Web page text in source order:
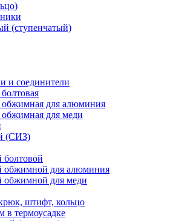
(ступенчатый)
и соединители
обжимная для алюминия
обжимная для меди
(СИЗ)
болтовой
обжимной для алюминия
обжимной для меди
штифт, кольцо
в термоусадке